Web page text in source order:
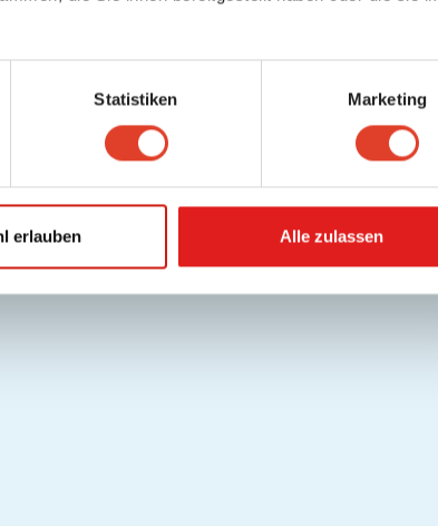
Statistiken Marketing
erlauben Alle zulassen